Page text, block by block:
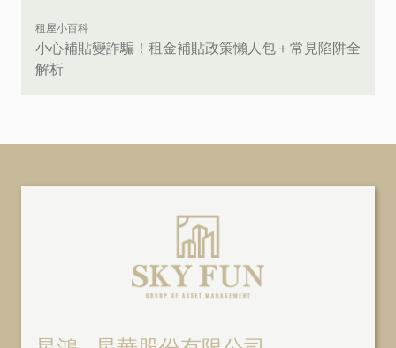
租屋小百科
小心補貼變詐騙！租金補貼政策懶人包＋常見陷阱全
解析